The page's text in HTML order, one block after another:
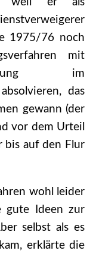
weil er als
1975/76 noch
mit
im
das
gewann (der
vor dem Urteil
bis auf den Flur
wohl leider
gute Ideen zur
selbst als es
erklärte die